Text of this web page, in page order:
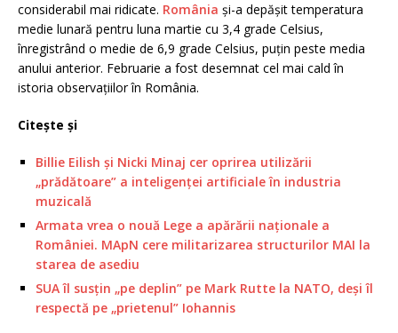
considerabil mai ridicate. România și-a depășit temperatura
medie lunară pentru luna martie cu 3,4 grade Celsius,
înregistrând o medie de 6,9 grade Celsius, puțin peste media
anului anterior. Februarie a fost desemnat cel mai cald în
istoria observațiilor în România.
Citește și
Billie Eilish și Nicki Minaj cer oprirea utilizării
„prădătoare” a inteligenței artificiale în industria
muzicală
Armata vrea o nouă Lege a apărării naționale a
României. MApN cere militarizarea structurilor MAI la
starea de asediu
SUA îl susțin „pe deplin” pe Mark Rutte la NATO, deși îl
respectă pe „prietenul” Iohannis